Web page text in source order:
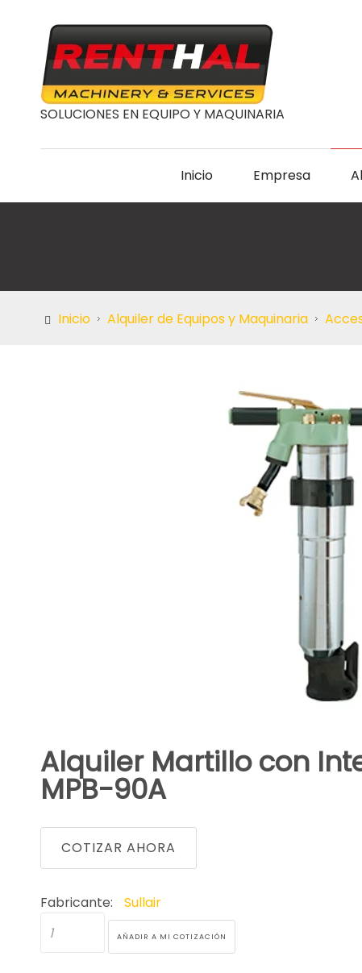
SOLUCIONES EN EQUIPO Y MAQUINARIA
Inicio Empresa
Inicio Alquiler de Equipos y Maquinaria
Alquiler Martillo con
MPB-90A
COTIZAR AHORA
Fabricante: Sullair